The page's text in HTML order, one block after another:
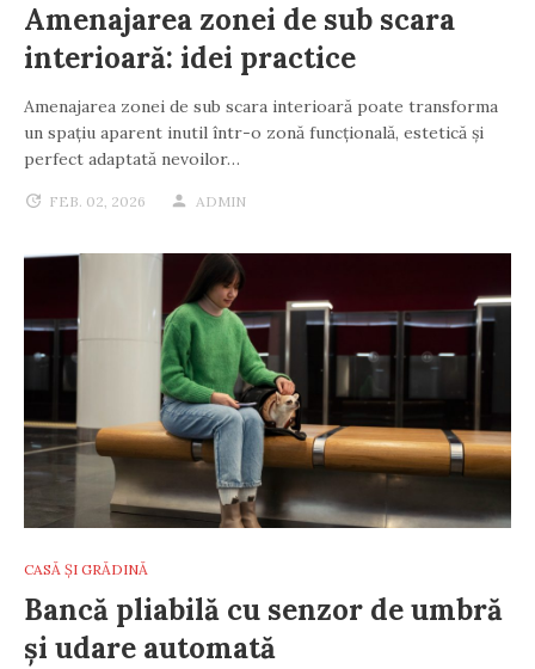
Amenajarea zonei de sub scara
interioară: idei practice
Amenajarea zonei de sub scara interioară poate transforma
un spațiu aparent inutil într-o zonă funcțională, estetică și
perfect adaptată nevoilor…
FEB. 02, 2026 ADMIN
CASĂ ȘI GRĂDINĂ
Bancă pliabilă cu senzor de umbră
și udare automată